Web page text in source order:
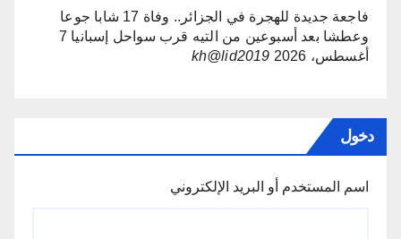
فاجعة جديدة للهجرة في الجزائر.. وفاة 17 شابا جوعا
وعطشا بعد أسبوعين من التيه قرب سواحل إسبانيا 7
أغسطس، 2026
kh@lid2019
دخول
اسم المستخدم أو البريد الإلكتروني